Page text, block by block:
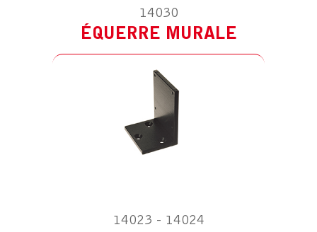
14030
ÉQUERRE MURALE
14023 - 14024
PIED ROULANT
SOCLE DE TABLE